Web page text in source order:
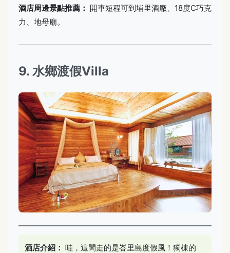
酒店周邊景點推薦： 開車短程可到埔里酒廠、18度C巧克
力、地母廟。
9. 水鄉渡假Villa
酒店介紹： 哇，這間走的是峇里島度假風！獨棟的